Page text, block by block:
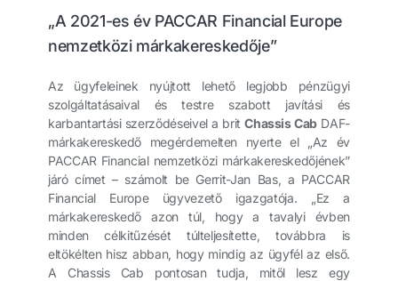
„A 2021-es év PACCAR Financial Europe
nemzetközi márkakereskedője”
Az ügyfeleinek nyújtott lehető legjobb pénzügyi
szolgáltatásaival és testre szabott javítási és
karbantartási szerződéseivel a britChassis Cab DAF-
márkakereskedő megérdemelten nyerte el „Az év
PACCAR Financial nemzetközi márkakereskedőjének”
járó címet – számolt be Gerrit-Jan Bas, a PACCAR
Financial Europe ügyvezető igazgatója. „Ez a
márkakereskedő azon túl, hogy a tavalyi évben
minden célkitűzését túlteljesítette, továbbra is
eltökélten hisz abban, hogy mindig az ügyfél az első.
A Chassis Cab pontosan tudja, mitől lesz egy